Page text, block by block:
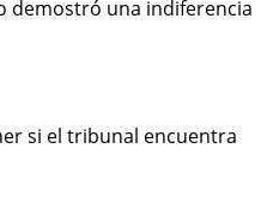
demostró una indiferencia
si el tribunal encuentra